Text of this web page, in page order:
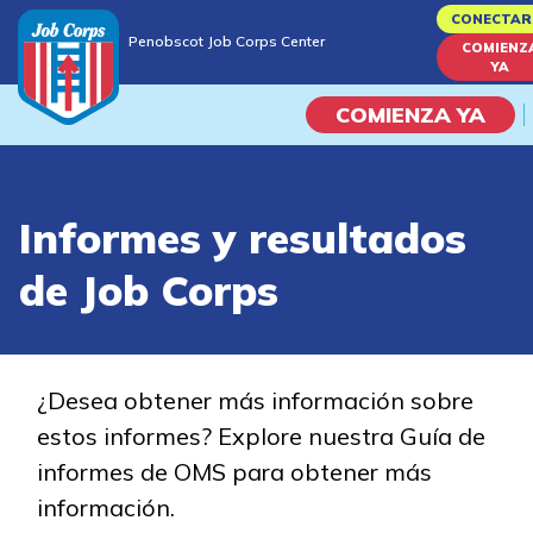
to
content
Penobscot Job Corps Center
YA
COMIENZA YA
Vida En El Campus
Habilidades académicas
Estudiar
Programas de
Informes y resultados
de Job Corps
¿Desea obtener más información sobre
estos informes? Explore nuestra Guía de
informes de OMS para obtener más
información.